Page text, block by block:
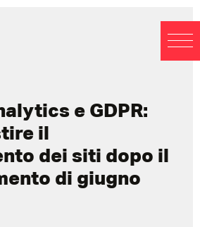
Blog
e GDPR:
il
dei siti dopo il
di giugno